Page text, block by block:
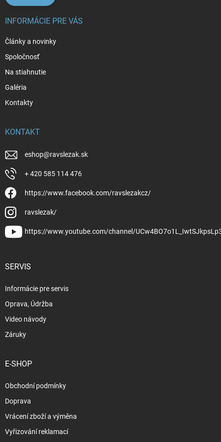
INFORMÁCIE PRE VÁS
Články a novinky
Spoločnosť
Na stiahnutie
Galéria
Kontakty
KONTAKT
eshop@ravslezak.sk
+ 420 585 114 476
https://www.facebook.com/ravslezakcz/
ravslezak/
https://www.youtube.com/channel/
SERVIS
Informácie pre servis
Oprava, Údržba
Video návody
Záruky
E-SHOP
Obchodní podmínky
Doprava
Vrácení zboží a výměna
Vyřizování reklamací